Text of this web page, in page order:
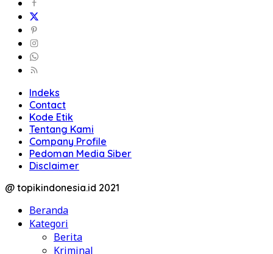
Indeks
Contact
Kode Etik
Tentang Kami
Company Profile
Pedoman Media Siber
Disclaimer
@ topikindonesia.id 2021
Beranda
Kategori
Berita
Kriminal